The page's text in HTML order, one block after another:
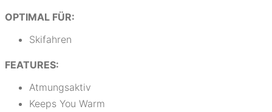
OPTIMAL FÜR:
Skifahren
FEATURES:
Atmungsaktiv
Keeps You Warm